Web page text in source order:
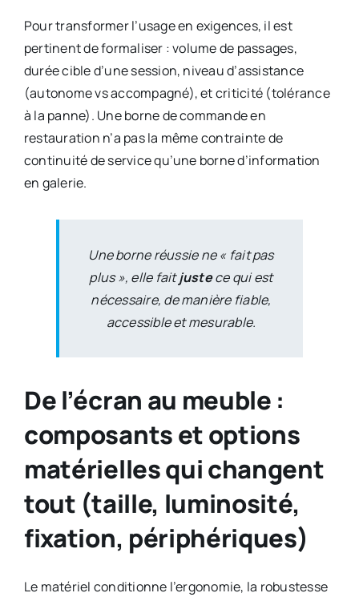
Pour transformer l’usage en exigences, il est
pertinent de formaliser : volume de passages,
durée cible d’une session, niveau d’assistance
(autonome vs accompagné), et criticité (tolérance
à la panne). Une borne de commande en
restauration n’a pas la même contrainte de
continuité de service qu’une borne d’information
en galerie.
Une borne réussie ne « fait pas
plus », elle faitjustece qui est
nécessaire, de manière fiable,
accessible et mesurable.
De l’écran au meuble :
composants et options
matérielles qui changent
tout (taille, luminosité,
fixation, périphériques)
Le matériel conditionne l’ergonomie, la robustesse